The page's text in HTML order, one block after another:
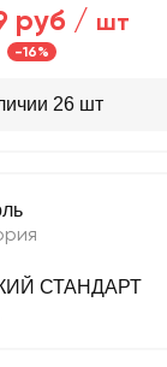
руб / шт
-16%
26 шт
СТАНДАРТ